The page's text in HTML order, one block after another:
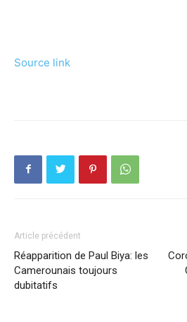
Source link
Article précédent
Réapparition de Paul Biya: les
Camerounais toujours
dubitatifs